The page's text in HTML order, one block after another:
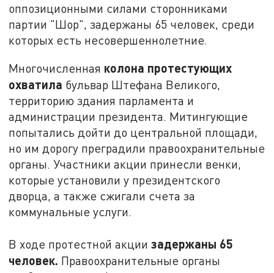
оппозиционными силами сторонниками
партии "Шор", задержаны 65 человек, среди
которых есть несовершеннолетние.
Многочисленная колона протестующих
охватила бульвар Штефана Великого,
территорию здания парламента и
администрации президента. Митингующие
попытались дойти до центральной площади,
но им дорогу преградили правоохранительные
органы. Участники акции принесли венки,
которые установили у президентского
дворца, а также сжигали счета за
коммунальные услуги.
В ходе протестной акциизадержаны 65
человек. Правоохранительные органы